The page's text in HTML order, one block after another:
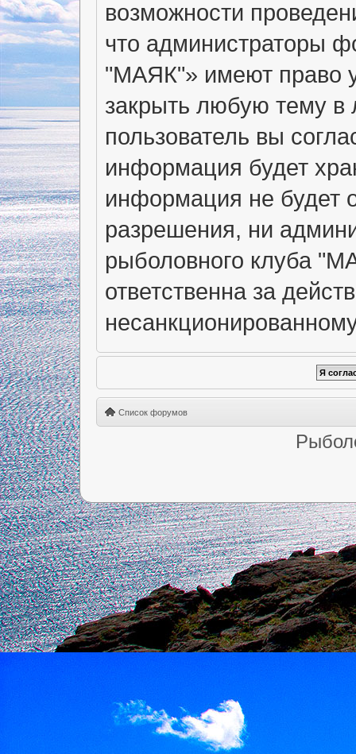
возможности
что администраторы
"МАЯК"» имеют право
закрыть любую тему
пользователь вы
информация будет
информация не будет
разрешения, ни
рыболовного клуба
ответственна за
Список форумов